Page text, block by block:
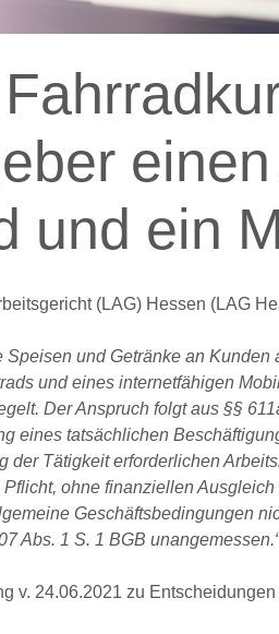
und ein
(LAG) Hessen (LAG
Speisen und Getränke an
und eines internetfähigen
Der Anspruch folgt aus §§
eines tatsächlichen
der Tätigkeit erforderlichen
ohne finanziellen
Geschäftsbedingungen
Abs. 1 S. 1 BGB unangemessen.“
v. 24.06.2021 zu